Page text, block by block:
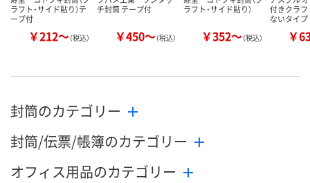
ラフト・サイド貼り）テ
ープ付
￥212～（税込）
チ封筒 テープ付
￥450～（税込）
ラフト・サイド貼り）
￥352～（税込）
付きクラ
ないタイプ
￥
封筒のカテゴリー
封筒/伝票/帳簿のカテゴリー
オフィス用品のカテゴリー